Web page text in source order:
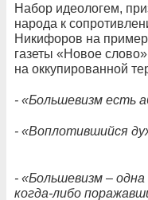
Набор идеологем,
народа к
Никифоров на
газеты «Новое
на оккупированной
- «Большевизм есть
- «Воплотившийся
- «Большевизм –
когда-либо